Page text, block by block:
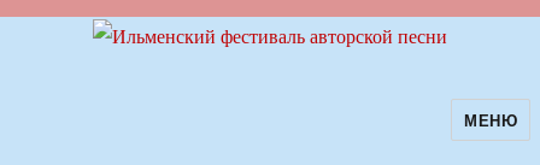
Ильменский фестиваль авторскойМЕНЮ